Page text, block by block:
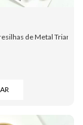
de Metal